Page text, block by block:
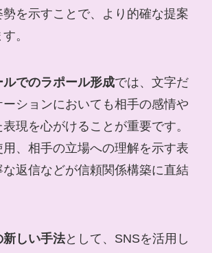
勢を示すことで、より的確な提案
。
でのラポール形成では、文字だ
ションにおいても相手の感情や
現を心がけることが重要です。
、相手の立場への理解を示す表
返信などが信頼関係構築に直結
新しい手法として、SNSを活用し